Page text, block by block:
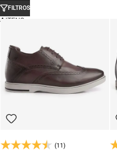
aumento de altura de forma discreta
legítimo e com acabamento premium,
conforto para uso diário, além de
Na categoria Você + Alto, você
mocassins e sapatênis com
desenvolvidos para garantir mais
qualquer momento do dia.
FILTROS
4
(11)